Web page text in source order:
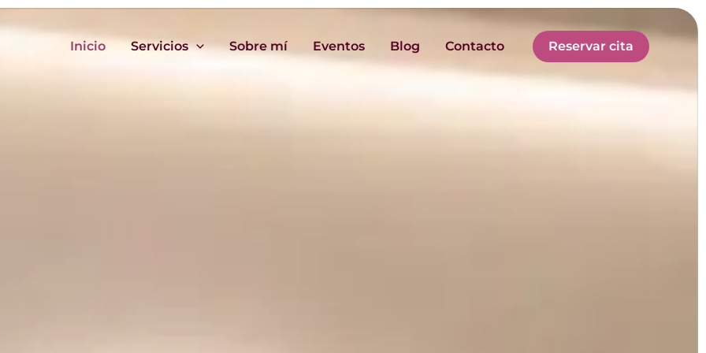
Inicio Servicios Sobre mí Eventos Blog Contacto Reservar cita